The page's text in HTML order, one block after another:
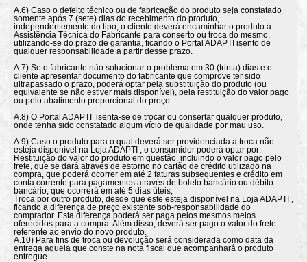
A.6) Caso o defeito técnico ou de fabricação do produto seja constatado
somente após 7 (sete) dias do recebimento do produto,
independentemente do tipo, o cliente deverá encaminhar o produto à
Assistência Técnica do Fabricante para conserto ou troca do mesmo,
utilizando-se do prazo de garantia, ficando o Portal ADAPTI isento de
qualquer responsabilidade a partir desse prazo.
A.7) Se o fabricante não solucionar o problema em 30 (trinta) dias e o
cliente apresentar documento do fabricante que comprove ter sido
ultrapassado o prazo, poderá optar pela substituição do produto (ou
equivalente se não estiver mais disponível), pela restituição do valor pago
ou pelo abatimento proporcional do preço.
A.8) O Portal ADAPTI isenta-se de trocar ou consertar qualquer produto,
onde tenha sido constatado algum vício de qualidade por mau uso.
A.9) Caso o produto para o qual deverá ser providenciada a troca não
esteja disponível na Loja ADAPTI , o consumidor poderá optar por:
Restituição do valor do produto em questão, incluindo o valor pago pelo
frete, que se dará através de estorno no cartão de crédito utilizado na
compra, que poderá ocorrer em até 2 faturas subsequentes e crédito em
conta corrente para pagamentos através de boleto bancário ou débito
bancário, que ocorrerá em até 5 dias úteis;
Troca por outro produto, desde que este esteja disponível na Loja ADAPTI ,
ficando a diferença de preço existente sob-responsabilidade do
comprador. Esta diferença poderá ser paga pelos mesmos meios
oferecidos para a compra. Além disso, deverá ser pago o valor do frete
referente ao envio do novo produto.
A.10) Para fins de troca ou devolução será considerada como data da
entrega aquela que conste na nota fiscal que acompanhará o produto
entregue.